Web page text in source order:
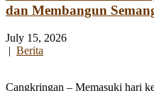
dan Membangun
July 15, 2026
| Berita
Cangkringan – Memasuki hari